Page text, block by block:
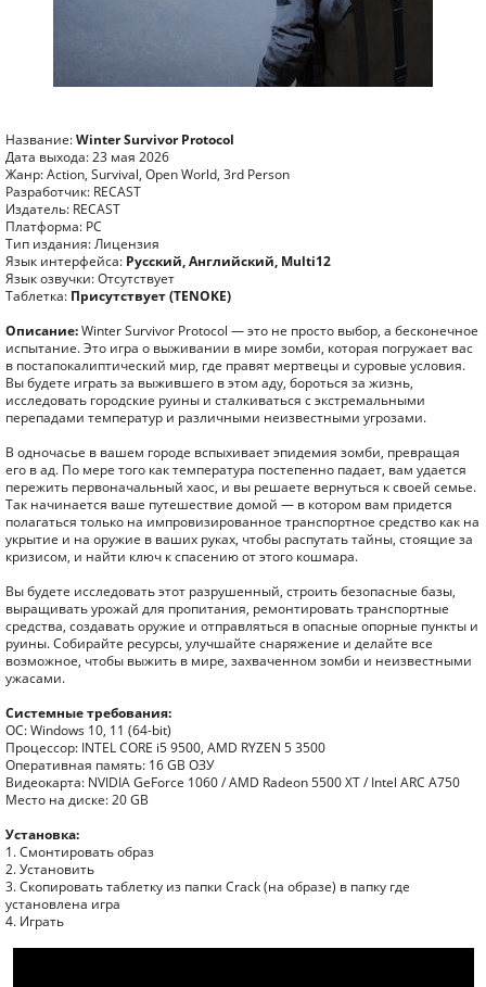
Название:Winter Survivor Protocol
Дата выхода: 23 мая 2026
Жанр: Action, Survival, Open World, 3rd Person
Разработчик: RECAST
Издатель: RECAST
Платформа: PC
Тип издания: Лицензия
Язык интерфейса: Русский, Английский, Multi12
Язык озвучки: Отсутствует
Таблетка: Присутствует (TENOKE)
Описание:Winter Survivor Protocol — это не просто выбор, а бесконечное
испытание. Это игра о выживании в мире зомби, которая погружает вас
в постапокалиптический мир, где правят мертвецы и суровые условия.
Вы будете играть за выжившего в этом аду, бороться за жизнь,
исследовать городские руины и сталкиваться с экстремальными
перепадами температур и различными неизвестными угрозами.
В одночасье в вашем городе вспыхивает эпидемия зомби, превращая
его в ад. По мере того как температура постепенно падает, вам удается
пережить первоначальный хаос, и вы решаете вернуться к своей семье.
Так начинается ваше путешествие домой — в котором вам придется
полагаться только на импровизированное транспортное средство как на
укрытие и на оружие в ваших руках, чтобы распутать тайны, стоящие за
кризисом, и найти ключ к спасению от этого кошмара.
Вы будете исследовать этот разрушенный, строить безопасные базы,
выращивать урожай для пропитания, ремонтировать транспортные
средства, создавать оружие и отправляться в опасные опорные пункты и
руины. Собирайте ресурсы, улучшайте снаряжение и делайте все
возможное, чтобы выжить в мире, захваченном зомби и неизвестными
ужасами.
Системные требования:
ОС: Windows 10, 11 (64-bit)
Процессор: INTEL CORE i5 9500, AMD RYZEN 5 3500
Оперативная память: 16 GB ОЗУ
Видеокарта: NVIDIA GeForce 1060 / AMD Radeon 5500 XT / Intel ARC A750
Место на диске: 20 GB
Установка:
1. Смонтировать образ
2. Установить
3. Скопировать таблетку из папки Crack (на образе) в папку где
установлена игра
4. Играть